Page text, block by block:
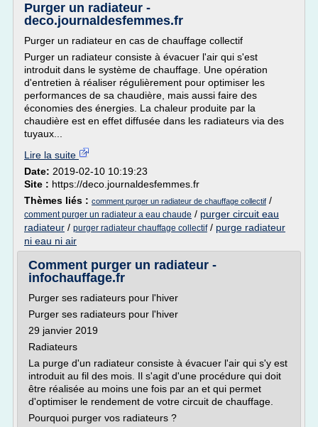
Purger un radiateur -
deco.journaldesfemmes.fr
Purger un radiateur en cas de chauffage collectif
Purger un radiateur consiste à évacuer l'air qui s'est
introduit dans le système de chauffage. Une opération
d'entretien à réaliser régulièrement pour optimiser les
performances de sa chaudière, mais aussi faire des
économies des énergies. La chaleur produite par la
chaudière est en effet diffusée dans les radiateurs via des
tuyaux...
Lire la suite
Date: 2019-02-10 10:19:23
Site : https://deco.journaldesfemmes.fr
Thèmes liés : comment purger un radiateur de chauffage collectif /
comment purger un radiateur a eau chaude / purger circuit eau
radiateur / purger radiateur chauffage collectif/ purge radiateur
ni eau ni air
Comment purger un radiateur -
infochauffage.fr
Purger ses radiateurs pour l'hiver
Purger ses radiateurs pour l'hiver
29 janvier 2019
Radiateurs
La purge d'un radiateur consiste à évacuer l'air qui s'y est
introduit au fil des mois. Il s'agit d'une procédure qui doit
être réalisée au moins une fois par an et qui permet
d'optimiser le rendement de votre circuit de chauffage.
Pourquoi purger vos radiateurs ?